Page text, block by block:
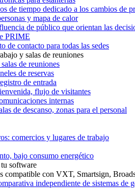
de tiempo dedicado a los cambios de
y mapa de calor
de público que orientan las
PRIME
de contacto para todas las sedes
y salas de reuniones
de reuniones
de reservas
de entrada
flujo de visitantes
internas
de descanso, zonas para el personal
comercios y lugares de trabajo
bajo consumo energético
software
compatible con VXT, Smartsign,
independiente de sistemas